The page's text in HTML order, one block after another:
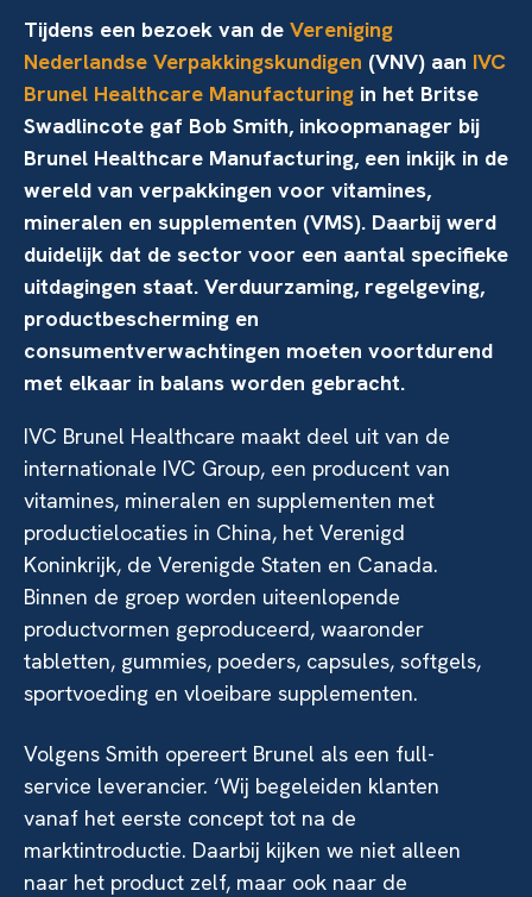
Tijdens een bezoek van de Vereniging
Nederlandse Verpakkingskundigen (VNV) aan IVC
Brunel Healthcare Manufacturing in het Britse
Swadlincote gaf Bob Smith, inkoopmanager bij
Brunel Healthcare Manufacturing, een inkijk in de
wereld van verpakkingen voor vitamines,
mineralen en supplementen (VMS). Daarbij werd
duidelijk dat de sector voor een aantal specifieke
uitdagingen staat. Verduurzaming, regelgeving,
productbescherming en
consumentverwachtingen moeten voortdurend
met elkaar in balans worden gebracht.
IVC Brunel Healthcare maakt deel uit van de
internationale IVC Group, een producent van
vitamines, mineralen en supplementen met
productielocaties in China, het Verenigd
Koninkrijk, de Verenigde Staten en Canada.
Binnen de groep worden uiteenlopende
productvormen geproduceerd, waaronder
tabletten, gummies, poeders, capsules, softgels,
sportvoeding en vloeibare supplementen.
Volgens Smith opereert Brunel als een full-
service leverancier. ‘Wij begeleiden klanten
vanaf het eerste concept tot na de
marktintroductie. Daarbij kijken we niet alleen
naar het product zelf, maar ook naar de